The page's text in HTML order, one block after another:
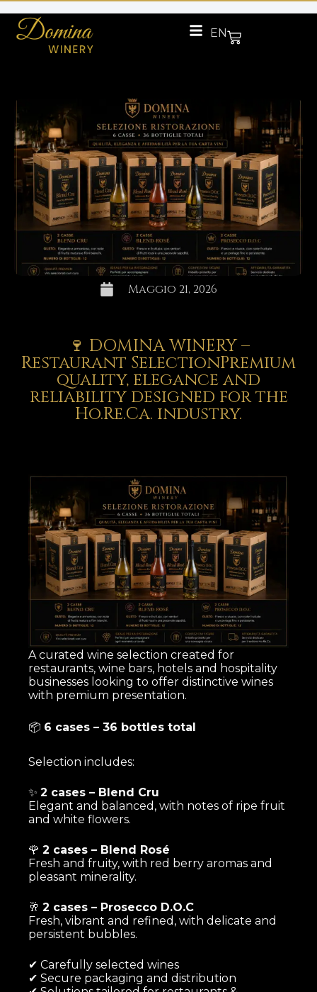
EN
Maggio 21, 2026
🍷 DOMINA WINERY –
Restaurant SelectionPremium
quality, elegance and
reliability designed for the
Ho.Re.Ca. industry.
A curated wine selection created for
restaurants, wine bars, hotels and hospitality
businesses looking to offer distinctive wines
with premium presentation.
📦 6 cases – 36 bottles total
Selection includes:
✨2 cases – Blend Cru
Elegant and balanced, with notes of ripe fruit
and white flowers.
🌹2 cases – Blend Rosé
Fresh and fruity, with red berry aromas and
pleasant minerality.
🥂2 cases – Prosecco D.O.C
Fresh, vibrant and refined, with delicate and
persistent bubbles.
✔ Carefully selected wines
✔ Secure packaging and distribution